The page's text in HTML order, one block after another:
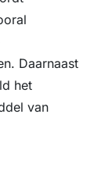
Daarnaast
het
van